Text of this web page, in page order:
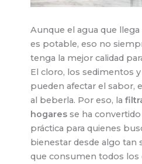
Aunque el agua que
es potable, eso no
tenga la mejor calidad
El cloro, los sedimentos
pueden afectar el sabor,
al beberla. Por eso, la
hogaresse ha convertido
práctica para quienes
bienestar desde algo tan
que consumen todos los